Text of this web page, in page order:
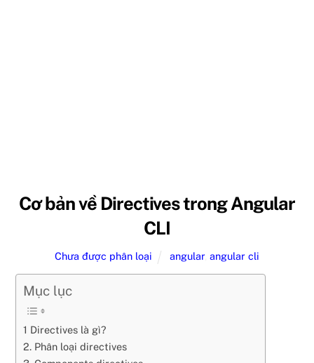
Cơ bản về Directives trong Angular
CLI
Chưa được phân loại angular,angular cli
Mục lục
1 Directives là gì?
2. Phân loại directives